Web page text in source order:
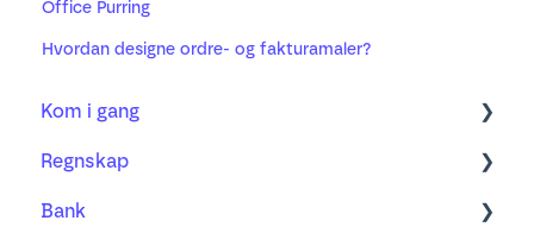
Office Purring
Hvordan designe ordre- og fakturamaler?
Kom i gang
Regnskap
Fakturering
Regnskap
Kom i gang med ny Bilagsbehandling
Bank